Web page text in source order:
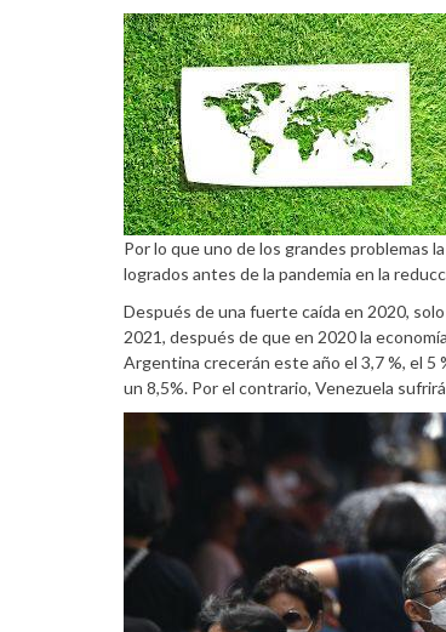
Por lo que uno de los grandes problemas
logrados antes de la pandemia en la
Después de una fuerte caída en 2020,
2021, después de que en 2020 la
Argentina crecerán este año el 3,7 %, el 5
un 8,5%. Por el contrario, Venezuela